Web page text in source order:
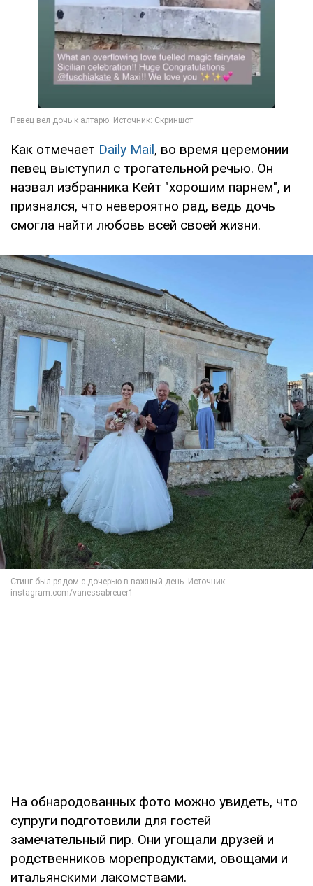
Как отмечает Daily Mail, во время церемонии
певец выступил с трогательной речью. Он
назвал избранника Кейт "хорошим парнем", и
признался, что невероятно рад, ведь дочь
смогла найти любовь всей своей жизни.
На обнародованных фото можно увидеть, что
супруги подготовили для гостей
замечательный пир. Они угощали друзей и
родственников морепродуктами, овощами и
итальянскими лакомствами.